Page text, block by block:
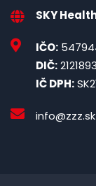
SKY
IČO:
DIČ:
IČ DPH:
info@zzz.sk